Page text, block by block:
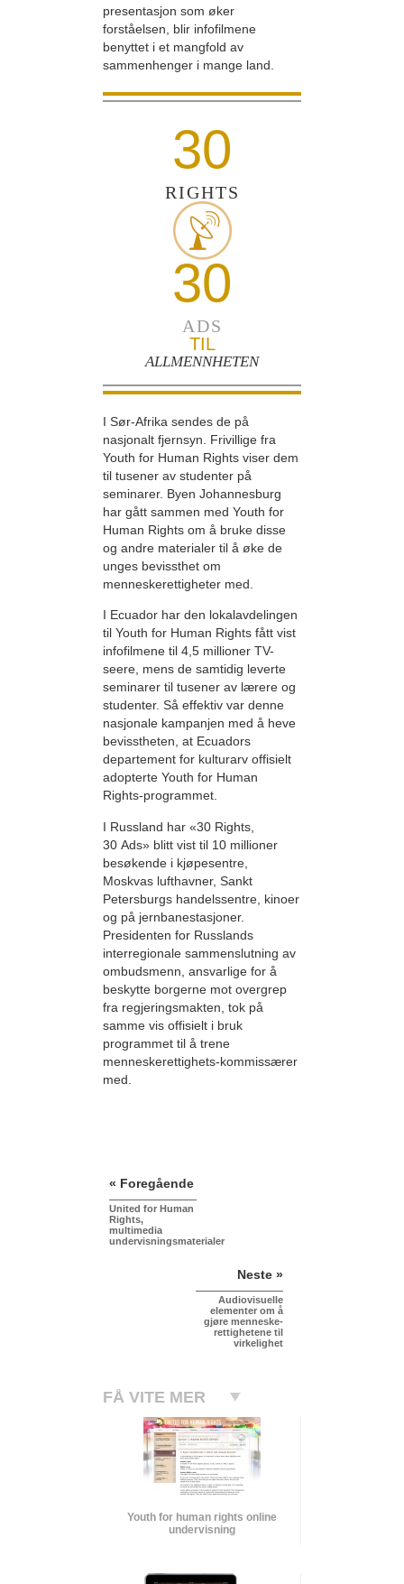
presentasjon som øker
forståelsen, blir infofilmene
benyttet i et mangfold av
sammenhenger i mange land.
30
RIGHTS
30
ADS
TIL
ALLMENNHETEN
I Sør-Afrika sendes de på
nasjonalt fjernsyn. Frivillige fra
Youth for Human Rights viser dem
til tusener av studenter på
seminarer. Byen Johannesburg
har gått sammen med Youth for
Human Rights om å bruke disse
og andre materialer til å øke de
unges bevissthet om
menneskerettigheter med.
I Ecuador har den lokalavdelingen
til Youth for Human Rights fått vist
infofilmene til 4,5 millioner TV-
seere, mens de samtidig leverte
seminarer til tusener av lærere og
studenter. Så effektiv var denne
nasjonale kampanjen med å heve
bevisstheten, at Ecuadors
departement for kulturarv offisielt
adopterte Youth for Human
Rights-programmet.
I Russland har «30 Rights,
30 Ads» blitt vist til 10 millioner
besøkende i kjøpesentre,
Moskvas lufthavner, Sankt
Petersburgs handelssentre, kinoer
og på jernbanestasjoner.
Presidenten for Russlands
interregionale sammenslutning av
ombudsmenn, ansvarlige for å
beskytte borgerne mot overgrep
fra regjeringsmakten, tok på
samme vis offisielt i bruk
programmet til å trene
menneskerettighets-kommissærer
med.
« Foregående
United for Human
Rights,
multimedia
undervisningsmaterialer
Neste »
Audiovisuelle
elementer om å
gjøre menneske­
rettighetene til
virkelighet
FÅ VITE MER
Youth for human rights online
undervisning